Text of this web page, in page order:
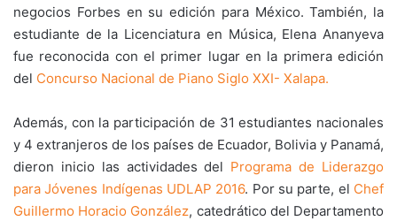
negocios Forbes en su edición para México. También, la
estudiante de la Licenciatura en Música, Elena Ananyeva
fue reconocida con el primer lugar en la primera edición
del Concurso Nacional de Piano Siglo XXI- Xalapa.
Además, con la participación de 31 estudiantes nacionales
y 4 extranjeros de los países de Ecuador, Bolivia y Panamá,
dieron inicio las actividades del Programa de Liderazgo
para Jóvenes Indígenas UDLAP 2016. Por su parte, el Chef
Guillermo Horacio González, catedrático del Departamento